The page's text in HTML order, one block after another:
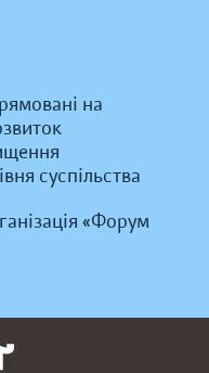
на
суспільства
«Форум